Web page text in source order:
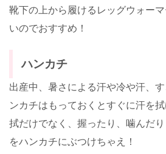
靴下の上から履けるレッグウォー
いのでおすすめ！
ハンカチ
出産中、暑さによる汗や冷や汗、
ンカチはもっておくとすぐに汗を
拭だけでなく、握ったり、噛んだ
をハンカチにぶつけちゃえ！